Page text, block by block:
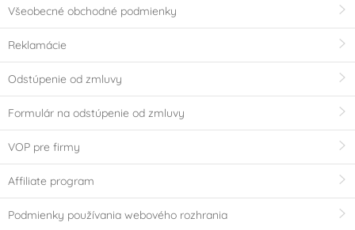
Všeobecné obchodné podmienky
Reklamácie
Odstúpenie od zmluvy
Formulár na odstúpenie od zmluvy
VOP pre firmy
Affiliate program
Podmienky používania webového rozhrania